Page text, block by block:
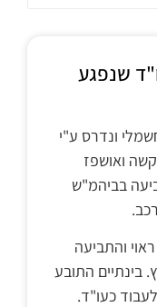
שנפגע
חשמלי ונדרס ע"י
ואושפז
בביהמ"ש
והתביעה
בינתיים התובע
כעו"ד.